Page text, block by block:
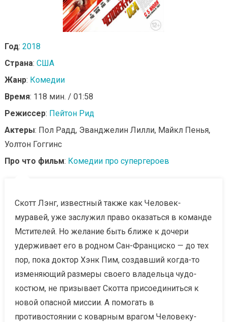
Год: 2018
Страна: США
Жанр: Комедии
Время: 118 мин. / 01:58
Режиссер: Пейтон Рид
Актеры: Пол Радд, Эванджелин Лилли, Майкл Пенья,
Уолтон Гоггинс
Про что фильм: Комедии про супергероев
Скотт Лэнг, известный также как Человек-
муравей, уже заслужил право оказаться в команде
Мстителей. Но желание быть ближе к дочери
удерживает его в родном Сан-Франциско — до тех
пор, пока доктор Хэнк Пим, создавший когда-то
изменяющий размеры своего владельца чудо-
костюм, не призывает Скотта присоединиться к
новой опасной миссии. А помогать в
противостоянии с коварным врагом Человеку-